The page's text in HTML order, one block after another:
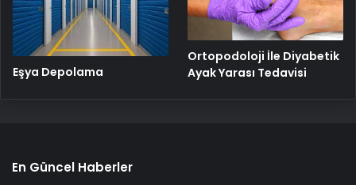
Eşya Depolama
Ortopodoloji İle Diyabetik
Ayak Yarası Tedavisi
En Güncel Haberler